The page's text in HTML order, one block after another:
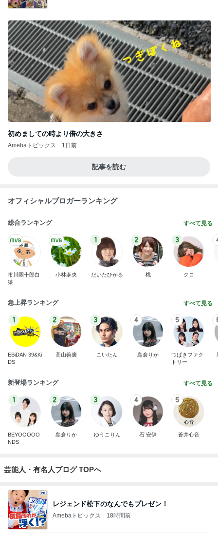
初めましての時より倍の大きさ
Amebaトピックス 1日前
記事を読む
オフィシャルブロガーランキング
総合ランキング すべて見る
市川團十郎白
猿
小林麻央
1
だいたひかる
2
桃
3
クロ
急上昇ランキング すべて見る
1
EBiDAN 39&Ki
DS
2
高山善廣
3
こいたん
4
島倉りか
5
つばきファク
トリー
新登場ランキング すべて見る
1
BEYOOOOO
NDS
2
島倉りか
3
ゆうこりん
4
石 安伊
5
蒼井心音
芸能人・有名人ブログ TOPへ
レジェンド松下のなんでもプレゼン！
Amebaトピックス 18時間前